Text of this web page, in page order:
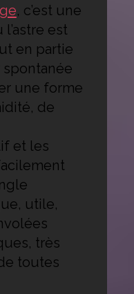
, c’est une
l’astre est
en partie
une forme
de
et les
utile,
très
toutes